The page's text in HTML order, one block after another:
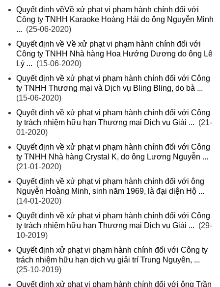
Quyết định vềVề xử phạt vi phạm hành chính đối với
Công ty TNHH Karaoke Hoàng Hải do ông Nguyễn Minh
... (25-06-2020)
Quyết định về Về xử phạt vi phạm hành chính đối với
Công ty TNHH Nhà hàng Hoa Hướng Dương do ông Lê
Lý ... (15-06-2020)
Quyết định về xử phạt vi phạm hành chính đối với Công
ty TNHH Thương mại và Dịch vụ Bling Bling, do bà ...
(15-06-2020)
Quyết định về xử phạt vi phạm hành chính đối với Công
ty trách nhiệm hữu hạn Thương mại Dịch vụ Giải ... (21-
01-2020)
Quyết định về xử phạt vi phạm hành chính đối với Công
ty TNHH Nhà hàng Crystal K, do ông Lương Nguyễn ...
(21-01-2020)
Quyết định về xử phạt vi phạm hành chính đối với ông
Nguyễn Hoàng Minh, sinh năm 1969, là đại diện Hộ ...
(14-01-2020)
Quyết định về xử phạt vi phạm hành chính đối với Công
ty trách nhiệm hữu hạn Thương mại Dịch vụ Giải ... (29-
10-2019)
Quyết định xử phạt vi phạm hành chính đối với Công ty
trách nhiệm hữu hạn dịch vụ giải trí Trung Nguyên, ...
(25-10-2019)
Quyết định xử phạt vi phạm hành chính đối với ông Trần